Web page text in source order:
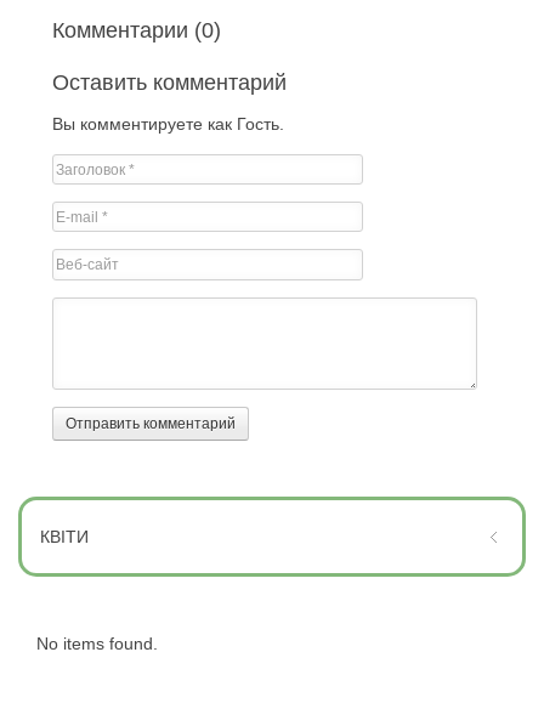
Комментарии (0)
Оставить комментарий
Вы комментируете как Гость.
КВІТИ
No items found.